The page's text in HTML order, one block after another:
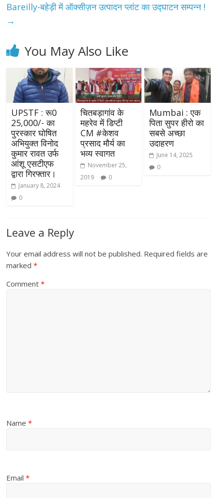
Bareilly-बहेड़ी में ऑक्सीज़न उत्पादन प्लांट का उद्घाटन सम्पन्न !
→
You May Also Like
UPSTF : रू0
25,000/- का
पुरस्कार घोषित
अभियुक्त विनोद
कुमार रावत उर्फ
आंशू एसटीएफ
द्वारा गिरफ्तार।
January 8, 2024
0
चितबड़ागांव के
महरेव में डिप्टी
CM #केशव
प्रसाद मौर्य का
भव्य स्वागत
November 25,
2019
0
Mumbai : एक
पिता सुपर हीरो का
सबसे अच्छा
उदाहरण
June 14, 2025
0
Leave a Reply
Your email address will not be published. Required fields are
marked*
Comment*
Name*
Email*